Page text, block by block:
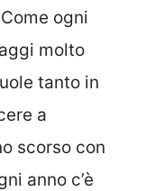
ogni
molto
tanto in
a
scorso con
anno c’è